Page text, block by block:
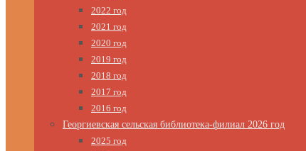
2022 год
2021 год
2020 год
2019 год
2018 год
2017 год
2016 год
Георгиевская сельская библиотека-филиал 2026 год
2025 год